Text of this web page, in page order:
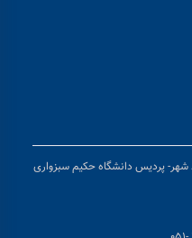
پردیس دانشگاه حکیم سبزواری